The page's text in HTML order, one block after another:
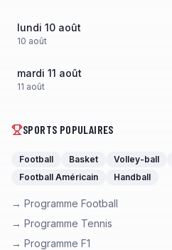
lundi 10 août
10 août
mardi 11 août
11 août
SPORTS POPULAIRES
Football Basket Volley-ball
Football Américain
Handball
→ Programme Football
→ Programme Tennis
→ Programme F1